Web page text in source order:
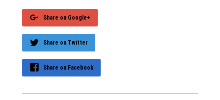
Share on Google+
Share on Twitter
Share on Facebook